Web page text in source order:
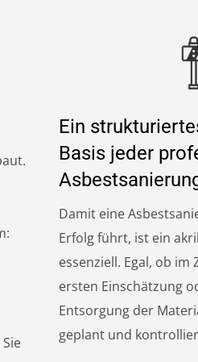
Ein
Basis jeder
Damit eine
Erfolg führt, ist ein
essenziell. Egal, ob
ersten Einschätzung
Entsorgung der
geplant und